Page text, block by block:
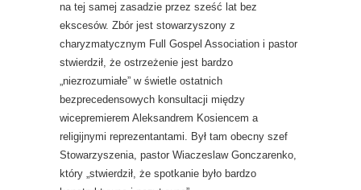
na tej samej zasadzie przez sześć lat bez
ekscesów. Zbór jest stowarzyszony z
charyzmatycznym Full Gospel Association i pastor
stwierdził, że ostrzeżenie jest bardzo
„niezrozumiałe” w świetle ostatnich
bezprecedensowych konsultacji między
wicepremierem Aleksandrem Kosiencem a
religijnymi reprezentantami. Był tam obecny szef
Stowarzyszenia, pastor Wiaczeslaw Gonczarenko,
który „stwierdził, że spotkanie było bardzo